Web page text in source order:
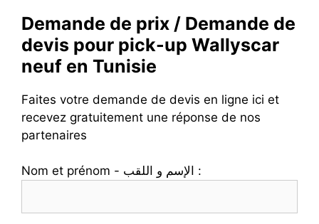
Demande de prix / Demande de
devis pour pick-up Wallyscar
neuf en Tunisie
Faites votre demande de devis en ligne ici et
recevez gratuitement une réponse de nos
partenaires
Nom et prénom - الإسم و اللقب :